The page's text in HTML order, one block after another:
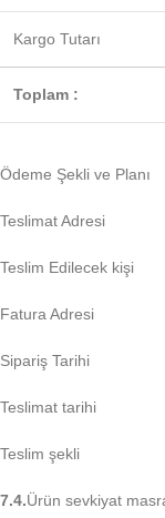
Kargo Tutarı
Toplam :
Ödeme Şekli ve Planı
Teslimat Adresi
Teslim Edilecek kişi
Fatura Adresi
Sipariş Tarihi
Teslimat tarihi
Teslim şekli
7.4.Ürün sevkiyat